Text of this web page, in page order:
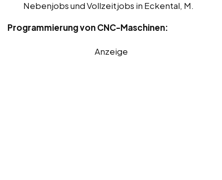
Nebenjobs und Vollzeitjobs in Eckental, M.
Programmierung von CNC-Maschinen:
Anzeige